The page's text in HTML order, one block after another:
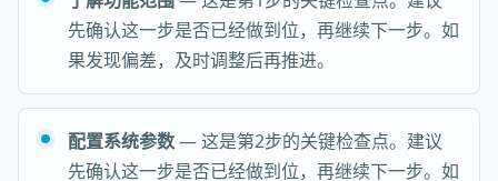
先确认这一步是否已经做到位，再继续下一步。如
果发现偏差，及时调整后再推进。
配置系统参数— 这是第2步的关键检查点。建议
先确认这一步是否已经做到位，再继续下一步。如